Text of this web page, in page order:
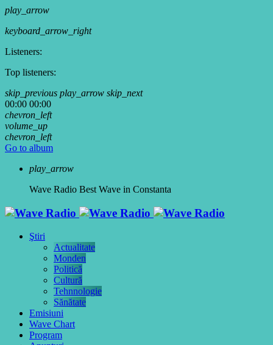
play_arrow
keyboard_arrow_right
Listeners:
Top listeners:
skip_previous play_arrow skip_next
00:00 00:00
chevron_left
volume_up
chevron_left
Go to album
play_arrow
Wave Radio Best Wave in Constanta
Ştiri
Actualitate
Monden
Politică
Cultură
Tehnnologie
Sănătate
Emisiuni
Wave Chart
Program